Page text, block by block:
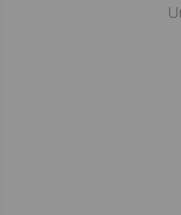
Manusi fibre